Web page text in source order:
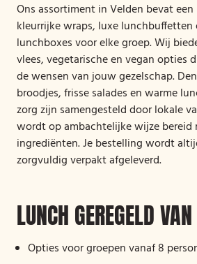
Ons assortiment in Velden bevat
kleurrijke wraps, luxe lunchbuffetten
lunchboxes voor elke groep. Wij
vlees, vegetarische en vegan opties
de wensen van jouw gezelschap.
broodjes, frisse salades en warme
zorg zijn samengesteld door lokale
wordt op ambachtelijke wijze bereid
ingrediënten. Je bestelling wordt
zorgvuldig verpakt afgeleverd.
LUNCH GEREGELD
Opties voor groepen vanaf 8